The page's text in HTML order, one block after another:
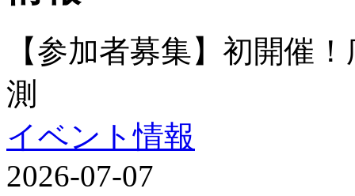
【参加者募集】初開催
測
イベント情報
2026-07-07